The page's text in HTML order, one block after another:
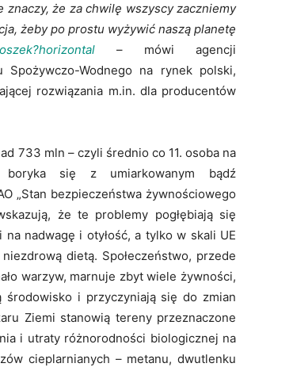
że za chwilę wszyscy zaczniemy
żeby po prostu wyżywić naszą planetę
– mówi agencji
Spożywczo-Wodnego na rynek polski,
rozwiązania m.in. dla producentów
733 mln – czyli średnio co 11. osoba na
się z umiarkowanym bądź
„Stan bezpieczeństwa żywnościowego
że te problemy pogłębiają się
nadwagę i otyłość, a tylko w skali UE
dietą. Społeczeństwo, przede
warzyw, marnuje zbyt wiele żywności,
środowisko i przyczyniają się do zmian
Ziemi stanowią tereny przeznaczone
i utraty różnorodności biologicznej na
cieplarnianych – metanu, dwutlenku